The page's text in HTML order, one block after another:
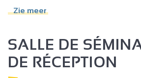
Toeristische documentatie
Toeristeninformatie
Zie meer
SALLE DE
DE RÉCEPTION